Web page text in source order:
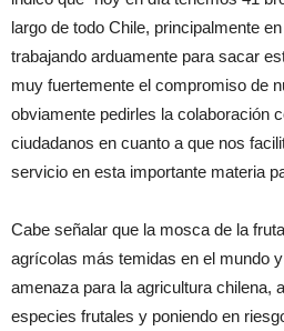
largo de todo Chile, principalmente
trabajando arduamente para sacar
muy fuertemente el compromiso de
obviamente pedirles la colaboración
ciudadanos en cuanto a que nos
servicio en esta importante materia
Cabe señalar que la mosca de la
agrícolas más temidas en el mundo
amenaza para la agricultura chilena,
especies frutales y poniendo en